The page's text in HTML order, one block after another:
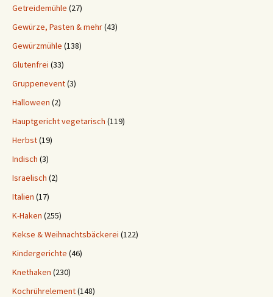
Getreidemühle (27)
Gewürze, Pasten & mehr(43)
Gewürzmühle (138)
Glutenfrei (33)
Gruppenevent(3)
Halloween (2)
Hauptgericht vegetarisch (119)
Herbst(19)
Indisch (3)
Israelisch (2)
Italien (17)
K-Haken (255)
Kekse & Weihnachtsbäckerei (122)
Kindergerichte (46)
Knethaken (230)
Kochrührelement(148)